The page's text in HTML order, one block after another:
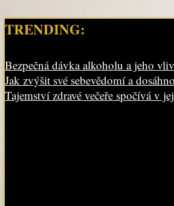
TRENDING:
Bezpečná dávka alkoholu a jeho
Jak zvýšit své sebevědomí a
Tajemství zdravé večeře spočívá v